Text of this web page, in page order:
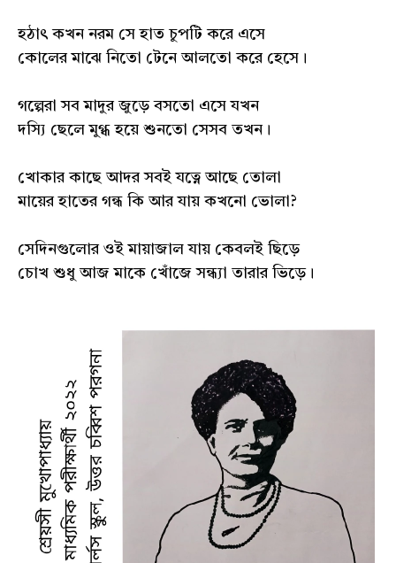
হঠাৎ কখন নরম সে হাত চুপটি করে এসে
কোলের মাঝে নিতো টেনে আলতো করে হেসে।
গল্পেরা সব মাদুর জুড়ে বসতো এসে যখন
দস্যি ছেলে মুগ্ধ হয়ে শুনতো সেসব তখন।
খোকার কাছে আদর সবই যত্নে আছে তোলা
মায়ের হাতের গন্ধ কি আর যায় কখনো ভোলা?
সেদিনগুলোর ওই মায়াজাল যায় কেবলই ছিড়ে
চোখ শুধু আজ মাকে খোঁজে সন্ধ্যা তারার ভিড়ে।